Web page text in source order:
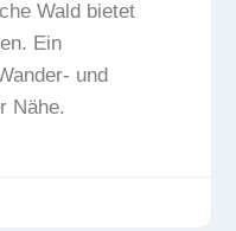
Wald bietet
Ein
und
Nähe.